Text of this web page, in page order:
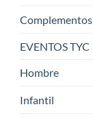
Complementos
EVENTOS TYC
Hombre
Infantil